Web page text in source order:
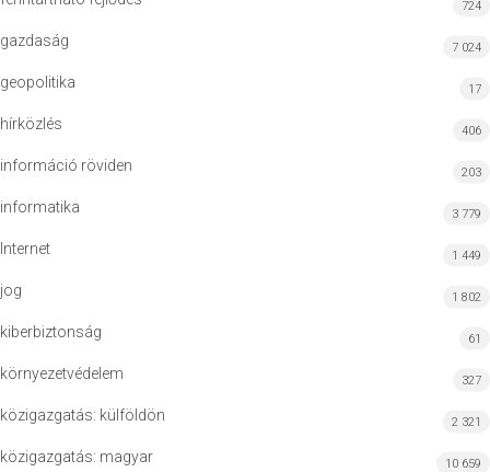
724
gazdaság 7 024
geopolitika 17
hírközlés 406
információ röviden 203
informatika 3 779
Internet 1 449
jog 1 802
kiberbiztonság 61
környezetvédelem 327
közigazgatás: külföldön 2 321
közigazgatás: magyar 10 659